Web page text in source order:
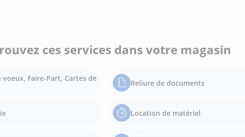
ces services dans votre magasin
voeux, Faire-Part, Cartes de
Reliure de documents
Location de matériel